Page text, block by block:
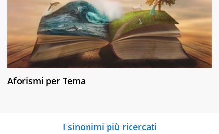
Aforismi per Tema
I sinonimi più ricercati